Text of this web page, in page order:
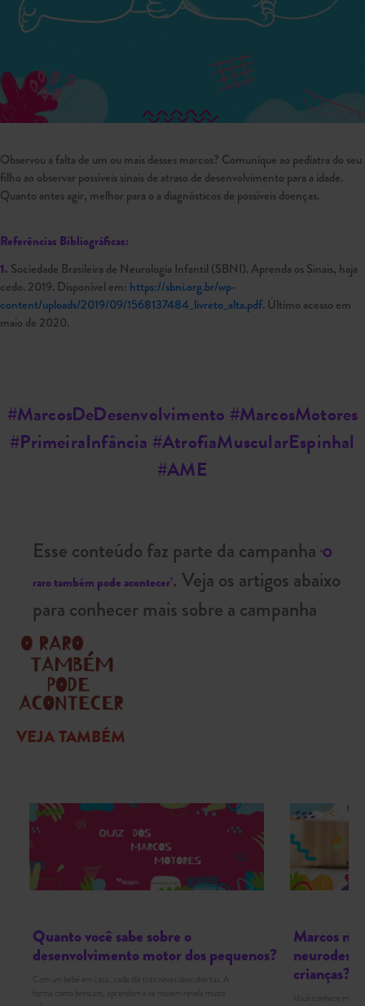
Observou a falta de um ou mais desses marcos? Comunique ao pediatra do seu
filho ao observar possíveis sinais de atraso de desenvolvimento para a idade.
Quanto antes agir, melhor para o a diagnósticos de possíveis doenças.
Referências Bibliográficas:
1. Sociedade Brasileira de Neurologia Infantil (SBNI). Aprenda os Sinais, haja
cedo. 2019. Disponível em: https://sbni.org.br/wp-
content/uploads/2019/09/1568137484_livreto_alta.pdf. Último acesso em
maio de 2020.
#MarcosDeDesenvolvimento #MarcosMotores
#PrimeiraInfância #AtrofiaMuscularEspinhal
#AME
Esse conteúdo faz parte da campanha ‘O
raro também pode acontecer’. Veja os artigos abaixo
para conhecer mais sobre a campanha
VEJA TAMBÉM
Quanto você sabe sobre o
desenvolvimento motor dos pequenos?
Com um bebê em casa, cada dia traz novas descobertas. A
forma como brincam, aprendem e se movem revela muito
Marcos
crianças?
Você conhece